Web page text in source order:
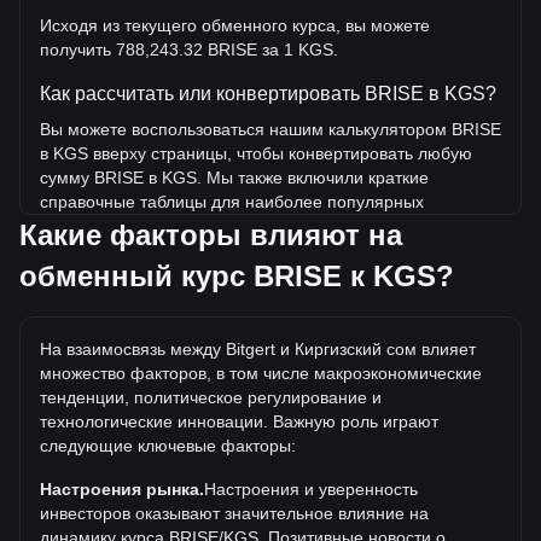
Исходя из текущего обменного курса, вы можете
получить 788,243.32 BRISE за 1 KGS.
Как рассчитать или конвертировать BRISE в KGS?
Вы можете воспользоваться нашим калькулятором BRISE
в KGS вверху страницы, чтобы конвертировать любую
сумму BRISE в KGS. Мы также включили краткие
справочные таблицы для наиболее популярных
конвертаций. Например, 5 KGS эквивалентны
3,941,216.61 BRISE, а 5 BRISE будут стоить около 0.
{5}6343KGS.
истории?
Самая высокая цена 1 BRISE в KGS за все время
составляет с0.0003533. Еще неизвестно, превысит ли
стоимость 1 BRISE в KGS текущий исторический
максимум.
Какова динамика цен в KGS?
За последние 7 дней обменный курс Bitgert (BRISE)
Какие факторы влияют на
обменный курс BRISE к KGS?
На взаимосвязь между Bitgert и Киргизский сом влияет
множество факторов, в том числе макроэкономические
тенденции, политическое регулирование и
технологические инновации. Важную роль играют
следующие ключевые факторы:
Настроения рынка.Настроения и уверенность
инвесторов оказывают значительное влияние на